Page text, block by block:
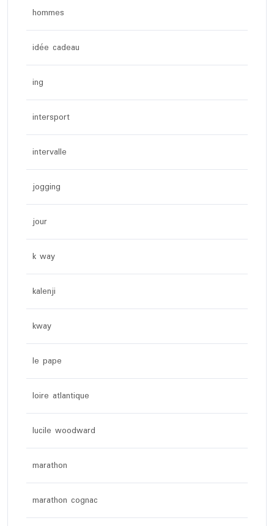
hommes
idée cadeau
ing
intersport
intervalle
jogging
jour
k way
kalenji
kway
le pape
loire atlantique
lucile woodward
marathon
marathon cognac